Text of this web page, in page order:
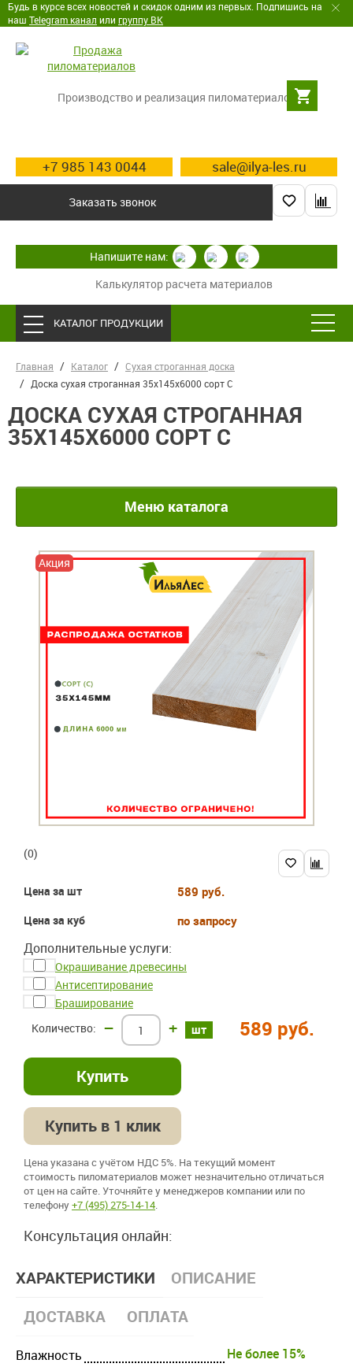
Будь в курсе всех новостей и скидок одним из первых. Подпишись на
наш Telegram канал или группу ВК
Производство и реализация пиломатериалов
+7 985 143 0044 sale@ilya-les.ru
Заказать звонок
Калькулятор расчета материалов
Напишите нам:
КАТАЛОГ ПРОДУКЦИИ
Главная Каталог
Сухая строганная доска
Доска сухая строганная 35х145х6000 сорт С
ДОСКА СУХАЯ СТРОГАННАЯ
35Х145Х6000 СОРТ С
Меню каталога
Акция
(0)
Цена за шт 589 руб.
Цена за куб по запросу
Дополнительные услуги:
Окрашивание древесины
Антисептирование
Браширование
шт
– + 589 руб.
Купить в 1 клик
Цена указана с учётом НДС 5%. На текущий момент
стоимость пиломатериалов может незначительно отличаться
от цен на сайте. Уточняйте у менеджеров компании или по
телефону+7 (495) 275-14-14.
Консультация онлайн:
ХАРАКТЕРИСТИКИ
ОПИСАНИЕ
ДОСТАВКА
ОПЛАТА
Влажность
Не более 15%